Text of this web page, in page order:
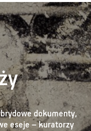
dokumenty,
eseje – kuratorzy